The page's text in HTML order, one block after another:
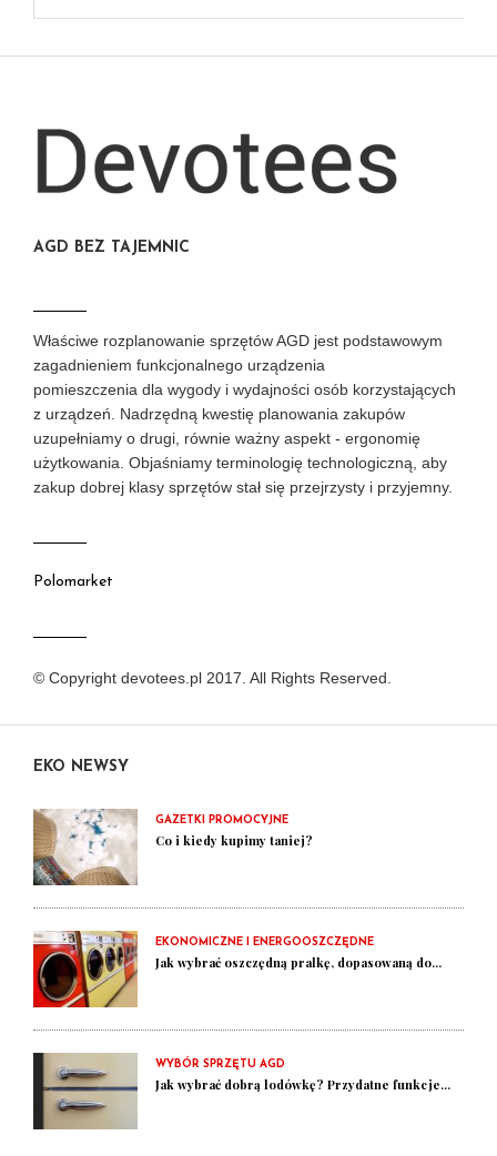
AGD BEZ TAJEMNIC
Właściwe rozplanowanie sprzętów AGD jest podstawowym
zagadnieniem funkcjonalnego urządzenia
pomieszczenia dla wygody i wydajności osób korzystających
z urządzeń. Nadrzędną kwestię planowania zakupów
uzupełniamy o drugi, równie ważny aspekt - ergonomię
użytkowania. Objaśniamy terminologię technologiczną, aby
zakup dobrej klasy sprzętów stał się przejrzysty i przyjemny.
Polomarket
© Copyright devotees.pl 2017. All Rights Reserved.
EKO NEWSY
GAZETKI PROMOCYJNE
Co i kiedy kupimy taniej?
EKONOMICZNE I ENERGOOSZCZĘDNE
Jak wybrać oszczędną pralkę, dopasowaną do...
WYBÓR SPRZĘTU AGD
Jak wybrać dobrą lodówkę? Przydatne funkcje...